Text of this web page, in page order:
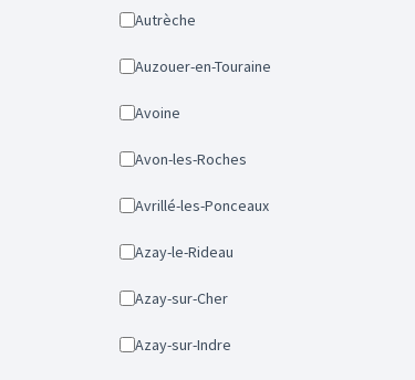
Autrèche
Auzouer-en-Touraine
Avoine
Avon-les-Roches
Avrillé-les-Ponceaux
Azay-le-Rideau
Azay-sur-Cher
Azay-sur-Indre